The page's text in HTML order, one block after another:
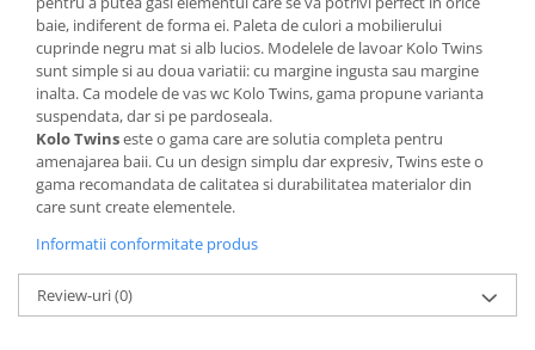
Mese bucatarie si living
Mobilier bucatarie
Scaune bucatarie & living
Vase & ustensile pentru gatit
Tigai si seturi
Oale sub presiune
Tavi
Ustensile bucatarie
baie, indiferent de forma ei. Paleta de culori a mobilierului
cuprinde negru mat si alb lucios. Modelele de lavoar Kolo Twins
sunt simple si au doua variatii: cu margine ingusta sau margine
inalta. Ca modele de vas wc Kolo Twins, gama propune varianta
suspendata, dar si pe pardoseala.
Kolo Twinseste o gama care are solutia completa pentru
amenajarea baii. Cu un design simplu dar expresiv, Twins este o
gama recomandata de calitatea si durabilitatea materialor din
care sunt create elementele.
Informatii conformitate produs
Review-uri(0)